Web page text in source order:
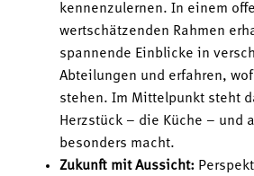
kennenzulernen. In einem
wertschätzenden Rahmen
spannende Einblicke in
Abteilungen und erfahren,
stehen. Im Mittelpunkt steht
Herzstück – die Küche – und
besonders macht.
Zukunft mit Aussicht: